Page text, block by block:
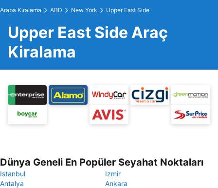
Araba Kiralama ABD New York Upper East Side
Upper East Side Araç
Kiralama
Dünya Geneli En Popüler Seyahat Noktaları
Istanbul
Izmir
Antalya
Ankara